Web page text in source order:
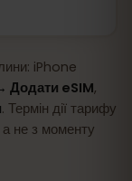
iPhone
Додати eSIM,
. Термін дії тарифу
не з моменту